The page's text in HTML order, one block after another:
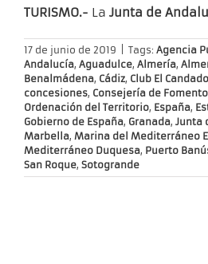
TURISMO.- La Junta de
17 de junio de 2019 Tags: Agencia
Andalucía, Aguadulce, Almería,
Benalmádena, Cádiz, Club El Candado
concesiones, Consejería de
Ordenación del Territorio, España,
Gobierno de España, Granada, Junta
Marbella, Marina del Mediterráneo
Mediterráneo Duquesa, Puerto
San Roque, Sotogrande